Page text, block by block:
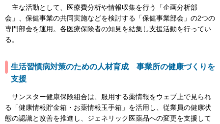
主な活動として、医療費分析や情報収集を行う「企画分析部
会」、保健事業の共同実施などを検討する「保健事業部会」の2つの
専門部会を運用。各医療保険者の知見を結集し支援活動を行ってい
る。
生活習慣病対策のための人材育成 事業所の健康づくりを
支援
サンスター健康保険組合は、服用する薬情報をウェブ上で見られ
る「健康情報貯金箱・お薬情報玉手箱」を活用し、従業員の健康状
態の認識と改善を推進し、ジェネリック医薬品への変更を支援して